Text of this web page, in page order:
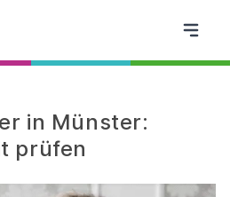
in Münster:
prüfen